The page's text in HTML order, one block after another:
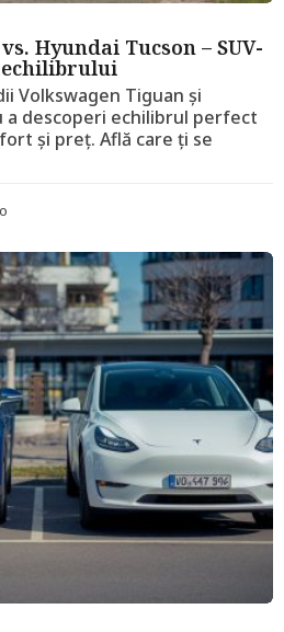
Hyundai Tucson – SUV-
Volkswagen Tiguan și
a descoperi echilibrul perfect
și preț. Află care ți se
l
u
n
i
a
g
o